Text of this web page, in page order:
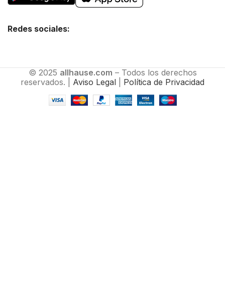
Redes sociales:
© 2025 allhause.com – Todos los derechos
reservados. | Aviso Legal Política de Privacidad